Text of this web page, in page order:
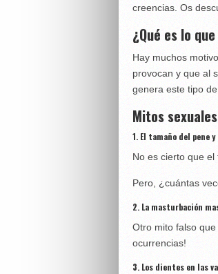
creencias. Os
¿Qué es lo
Hay muchos
provocan y que al
genera este tipo
Mitos
1. El tamaño del pene
No es cierto que
Pero, ¿cuántas
2. La masturbación
Otro mito falso
ocurrencias!
3. Los dientes en las